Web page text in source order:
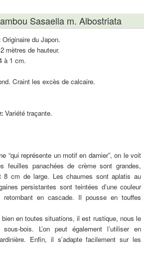
Sasaella m. Albostriata
Originaire du Japon.
mètres de hauteur.
à 1 cm.
Craint les excès de calcaire.
Variété traçante.
“qui représente un motif en damier”, on le voit
feuilles panachées de crème sont grandes,
8 cm de large. Les chaumes sont aplatis au
persistantes sont teintées d’une couleur
en cascade. Il pousse en touffes
bien en toutes situations, il est rustique, nous le
bois. L’on peut également l’utiliser en
Enfin, il s’adapte facilement sur les